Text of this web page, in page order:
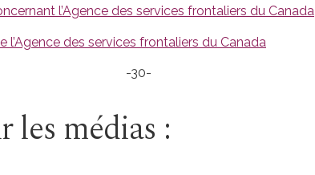
l’Agence des services frontaliers du Canada
l’Agence des services frontaliers du Canada
-30-
les médias :